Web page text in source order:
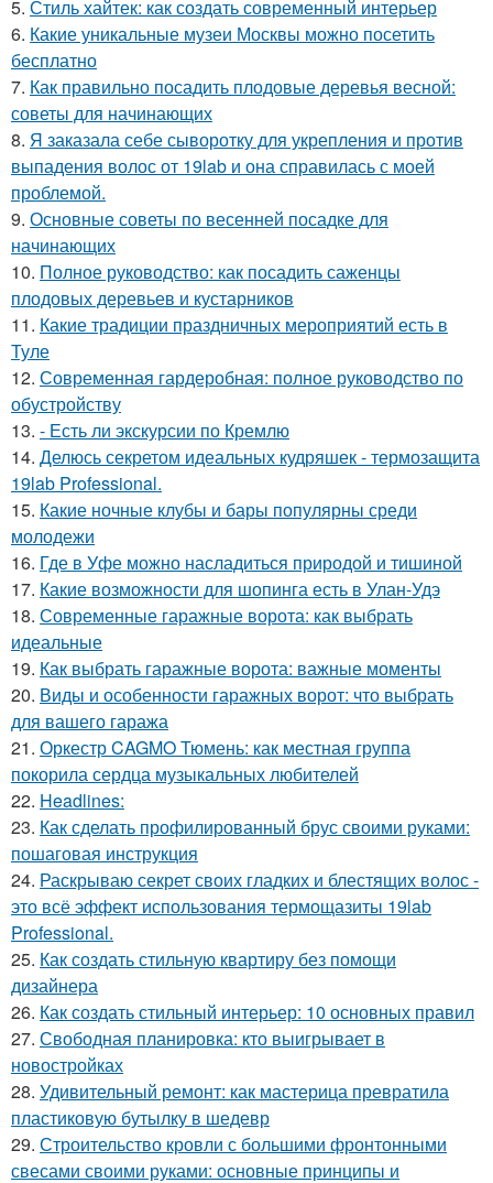
5. Стиль хайтек: как создать современный интерьер
6. Какие уникальные музеи Москвы можно посетить
бесплатно
7. Как правильно посадить плодовые деревья весной:
советы для начинающих
8. Я заказала себе сыворотку для укрепления и против
выпадения волос от 19lab и она справилась с моей
проблемой.
9. Основные советы по весенней посадке для
начинающих
10. Полное руководство: как посадить саженцы
плодовых деревьев и кустарников
11. Какие традиции праздничных мероприятий есть в
Туле
12. Современная гардеробная: полное руководство по
обустройству
13. - Есть ли экскурсии по Кремлю
14. Делюсь секретом идеальных кудряшек - термозащита
19lab Professional.
15. Какие ночные клубы и бары популярны среди
молодежи
16. Где в Уфе можно насладиться природой и тишиной
17. Какие возможности для шопинга есть в Улан-Удэ
18. Современные гаражные ворота: как выбрать
идеальные
19. Как выбрать гаражные ворота: важные моменты
20. Виды и особенности гаражных ворот: что выбрать
для вашего гаража
21. Оркестр CAGMO Тюмень: как местная группа
покорила сердца музыкальных любителей
22. Headlines:
23. Как сделать профилированный брус своими руками:
пошаговая инструкция
24. Раскрываю секрет своих гладких и блестящих волос -
это всё эффект использования термощазиты 19lab
Professional.
25. Как создать стильную квартиру без помощи
дизайнера
26. Как создать стильный интерьер: 10 основных правил
27. Свободная планировка: кто выигрывает в
новостройках
28. Удивительный ремонт: как мастерица превратила
пластиковую бутылку в шедевр
29. Строительство кровли с большими фронтонными
свесами своими руками: основные принципы и